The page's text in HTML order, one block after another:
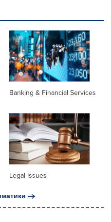
Banking & Financial Services
Legal Issues